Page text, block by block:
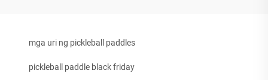
mga uri ng pickleball paddles
pickleball paddle black friday